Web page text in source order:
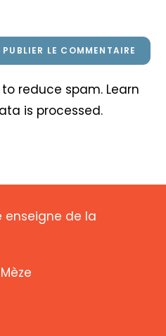
to reduce spam. Learn
is processed.
enseigne de la